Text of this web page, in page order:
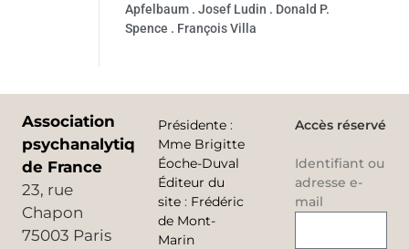
Apfelbaum . Josef Ludin . Donald P.
Spence . François Villa
Association
psychanalytique
de France
23, rue
Chapon
75003 Paris
Présidente :
Mme Brigitte
Éoche-Duval
Éditeur du
site : Frédéric
de Mont-
Marin
Accès réservé
Identifiant ou
adresse e-
mail